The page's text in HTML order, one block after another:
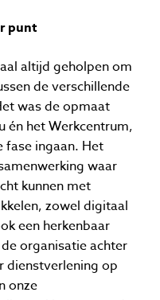
punt
altijd geholpen om
de verschillende
was de opmaat
én het Werkcentrum,
fase ingaan. Het
waar
kunnen met
zowel digitaal
een herkenbaar
organisatie achter
dienstverlening op
onze